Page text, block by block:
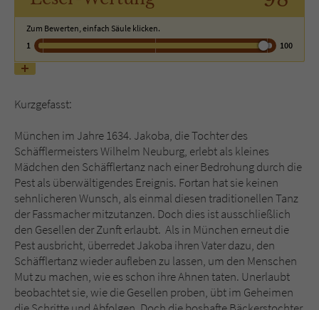
Zum Bewerten, einfach Säule klicken.
1
100
Kurzgefasst:
München im Jahre 1634. Jakoba, die Tochter des
Schäfflermeisters Wilhelm Neuburg, erlebt als kleines
Mädchen den Schäfflertanz nach einer Bedrohung durch die
Pest als überwältigendes Ereignis. Fortan hat sie keinen
sehnlicheren Wunsch, als einmal diesen traditionellen Tanz
der Fassmacher mitzutanzen. Doch dies ist ausschließlich
den Gesellen der Zunft erlaubt. Als in München erneut die
Pest ausbricht, überredet Jakoba ihren Vater dazu, den
Schäfflertanz wieder aufleben zu lassen, um den Menschen
Mut zu machen, wie es schon ihre Ahnen taten. Unerlaubt
beobachtet sie, wie die Gesellen proben, übt im Geheimen
Name tx_pwcomments_ahash
Anbieter
Laufzeit
Zweck Cookie für Kommentare einzelner Buchtitel
Name fe_typo_user
Anbieter Literatur-Couch Medien GmbH & Co. KG
Laufzeit Session
Zweck
Dieses Cookie gewährleistet die
Kommunikation der Webseite mit dem
Benutzer. Es wird benötigt um z. B. den